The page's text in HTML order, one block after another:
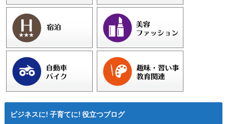
ビジネスに! 子育てに! 役立つブログ